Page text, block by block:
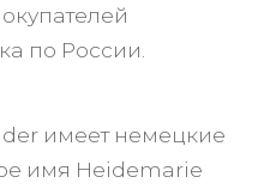
по России.
имеет немецкие
имя Heidemarie